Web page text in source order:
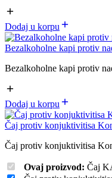
Dodaj u korpu
Bezalkoholne kapi protiv
Bezalkoholne kapi protiv
Dodaj u korpu
Čaj protiv konjuktivitisa
Čaj protiv konjuktivitisa
Ovaj proizvod: Čaj